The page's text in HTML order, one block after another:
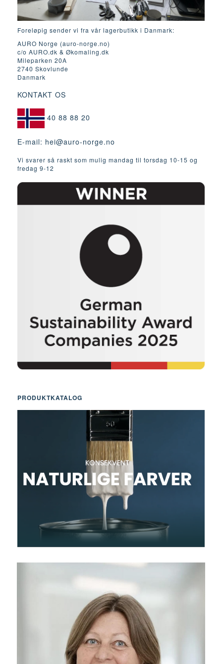
Foreløpig sender vi fra vår lagerbutikk i Danmark:
AURO Norge (auro-norge.no)
c/o AURO.dk & Økomaling.dk
Mileparken 20A
2740 Skovlunde
Danmark
KONTAKT OS
40 88 88 20
E-mail: hei@auro-norge.no
Vi svarer så raskt som mulig mandag til torsdag 10-15 og
fredag ​​9-12
PRODUKTKATALOG